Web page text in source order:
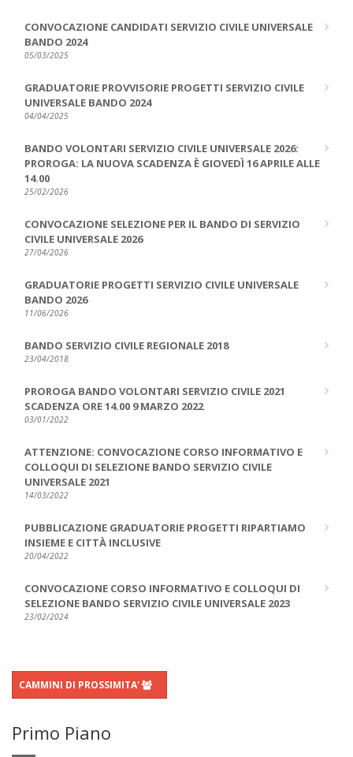
CONVOCAZIONE CANDIDATI SERVIZIO CIVILE UNIVERSALE
BANDO 2024
05/03/2025
GRADUATORIE PROVVISORIE PROGETTI SERVIZIO CIVILE
UNIVERSALE BANDO 2024
04/04/2025
BANDO VOLONTARI SERVIZIO CIVILE UNIVERSALE 2026:
PROROGA: LA NUOVA SCADENZA È GIOVEDÌ 16 APRILE ALLE
14.00
25/02/2026
CONVOCAZIONE SELEZIONE PER IL BANDO DI SERVIZIO
CIVILE UNIVERSALE 2026
27/04/2026
GRADUATORIE PROGETTI SERVIZIO CIVILE UNIVERSALE
BANDO 2026
11/06/2026
BANDO SERVIZIO CIVILE REGIONALE 2018
23/04/2018
PROROGA BANDO VOLONTARI SERVIZIO CIVILE 2021
SCADENZA ORE 14.00 9 MARZO 2022
03/01/2022
ATTENZIONE: CONVOCAZIONE CORSO INFORMATIVO E
COLLOQUI DI SELEZIONE BANDO SERVIZIO CIVILE
UNIVERSALE 2021
14/03/2022
PUBBLICAZIONE GRADUATORIE PROGETTI RIPARTIAMO
INSIEME E CITTÀ INCLUSIVE
20/04/2022
CONVOCAZIONE CORSO INFORMATIVO E COLLOQUI DI
SELEZIONE BANDO SERVIZIO CIVILE UNIVERSALE 2023
23/02/2024
CAMMINI DI PROSSIMITA'
Primo Piano